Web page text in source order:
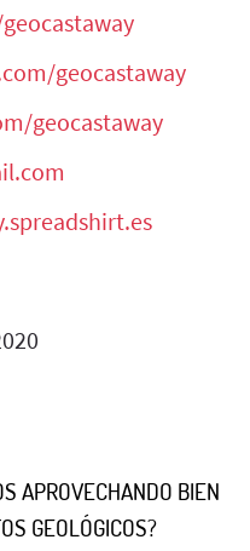
geocastaway
geocastaway
APROVECHANDO BIEN
GEOLÓGICOS?